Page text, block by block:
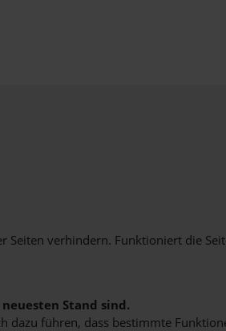
verhindern. Funktioniert die
Stand sind.
dazu führen, dass bestimmte